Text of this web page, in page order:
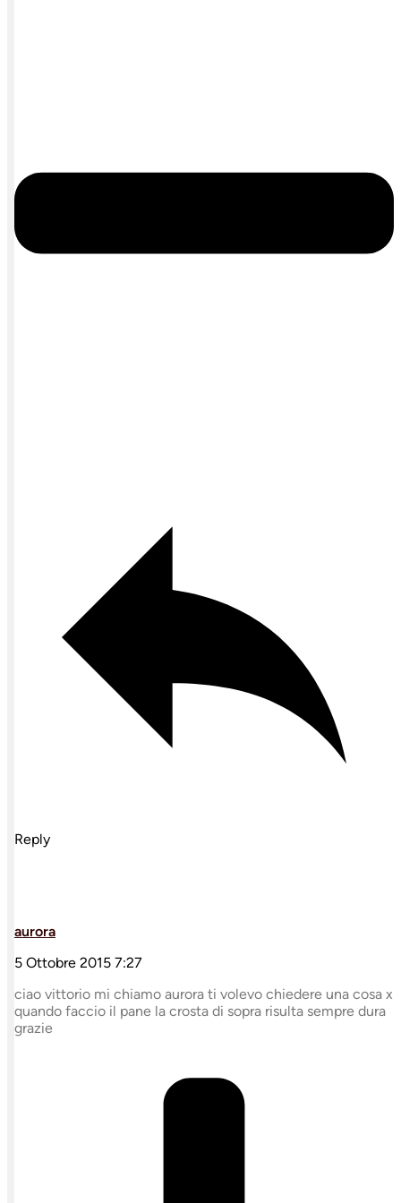
Reply
aurora
5 Ottobre 2015 7:27
ciao vittorio mi chiamo aurora ti volevo chiedere una cosa x
quando faccio il pane la crosta di sopra risulta sempre dura
grazie